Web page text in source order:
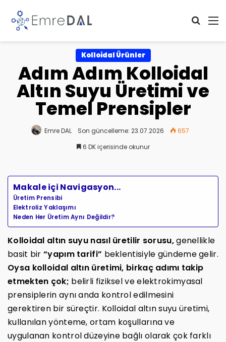
Kolloidal Ürünler
Adım Adım Kolloidal
Altın Suyu Üretimi ve
Temel Prensipler
Emre DAL Son güncelleme: 23.07.2026
657
6 DK içerisinde okunur
Makale içi Navigasyon...
Üretim Prensibi
Elektroliz Yaklaşımı
Neden Her Üretim Aynı Değildir?
Kolloidal altın suyu nasıl üretilir sorusu,genellikle
basit bir “yapım tarifi” beklentisiyle gündeme gelir.
Oysa kolloidal altın üretimi, birkaç adımı takip
etmekten çok; belirli fiziksel ve elektrokimyasal
prensiplerin aynı anda kontrol edilmesini
gerektiren bir süreçtir. Kolloidal altın suyu üretimi,
kullanılan yönteme, ortam koşullarına ve
uygulanan kontrol düzeyine bağlı olarak çok farklı